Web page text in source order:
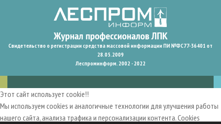
Свидетельство о регистрации средства массовой информации ПИ №ФС77-36401 от
28.05.2009
Леспроминформ. 2002 - 2022
Этот сайт использует cookie!!
Мы используем cookies и аналогичные технологии для улучшения работы
нашего сайта, анализа трафика и персонализации контента. Cookies